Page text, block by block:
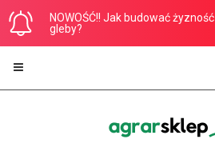
NOWOŚĆ!! Jak budować żyzność
gleby?